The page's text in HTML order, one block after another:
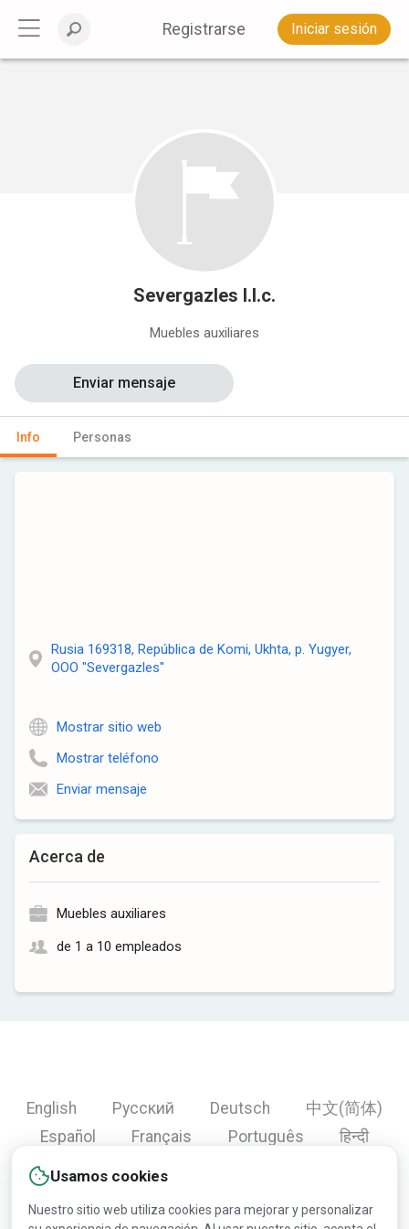
Registrarse Iniciar sesión
Severgazles l.l.c.
Muebles auxiliares
Info Personas
Enviar mensaje
Acerca de
Muebles auxiliares
de 1 a 10 empleados
Rusia 169318, República de Komi, Ukhta, p. Yugyer,
OOO "Severgazles"
Mostrar sitio web
Mostrar teléfono
Enviar mensaje
Usamos cookies
Nuestro sitio web utiliza cookies para mejorar y personalizar
English Русский Deutsch
中文(简体)
Español
Français Português
हिन्दी